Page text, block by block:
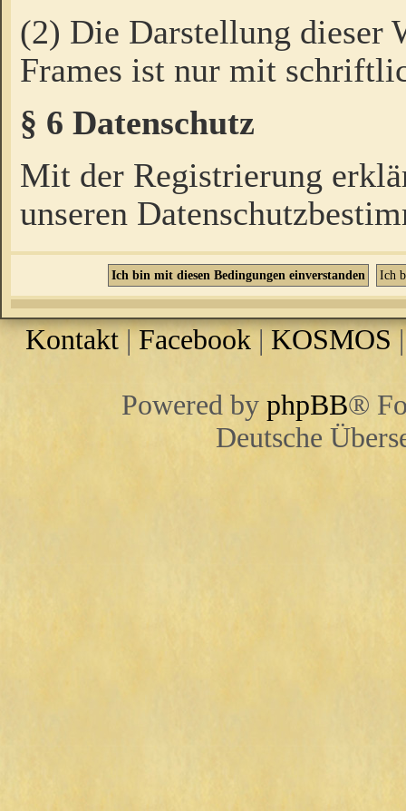
(2) Die Darstellung dieser
Frames ist nur mit
§ 6 Datenschutz
Mit der Registrierung
unseren
Kontakt |Facebook | KOSMOS
Powered by phpBB®
Deutsche